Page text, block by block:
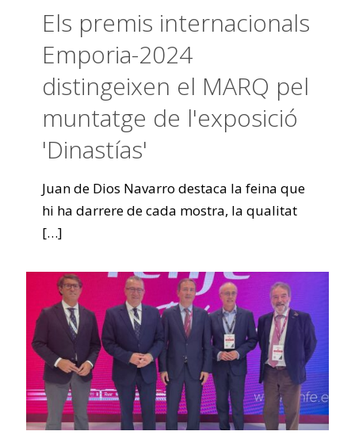
Els premis internacionals
Emporia-2024
distingeixen el MARQ pel
muntatge de l'exposició
'Dinastías'
Juan de Dios Navarro destaca la feina que
hi ha darrere de cada mostra, la qualitat
[…]